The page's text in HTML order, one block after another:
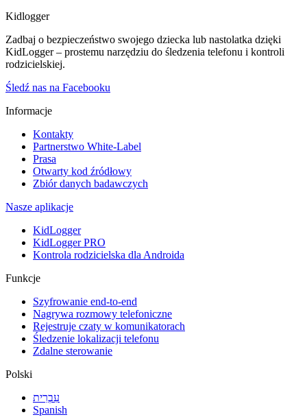
Kidlogger
Zadbaj o bezpieczeństwo swojego dziecka lub nastolatka dzięki
KidLogger – prostemu narzędziu do śledzenia telefonu i kontroli
rodzicielskiej.
Śledź nas na Facebooku
Informacje
Kontakty
Partnerstwo White-Label
Prasa
Otwarty kod źródłowy
Zbiór danych badawczych
Nasze aplikacje
KidLogger
KidLogger PRO
Kontrola rodzicielska dla Androida
Funkcje
Szyfrowanie end-to-end
Nagrywa rozmowy telefoniczne
Rejestruje czaty w komunikatorach
Śledzenie lokalizacji telefonu
Zdalne sterowanie
Polski
עִבְרִית
Spanish